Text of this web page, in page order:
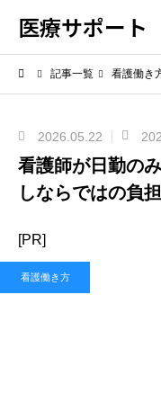
医療サポート
記事一覧 看護働き
2026.05.22
看護師が日勤の
しならではの負
[PR]
看護働き方